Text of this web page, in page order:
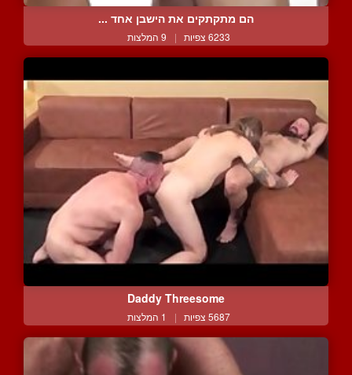
הם מתקתקים את הישבן אחד ...
6233 צפיות | 9 המלצות
Daddy Threesome
5687 צפיות | 1 המלצות